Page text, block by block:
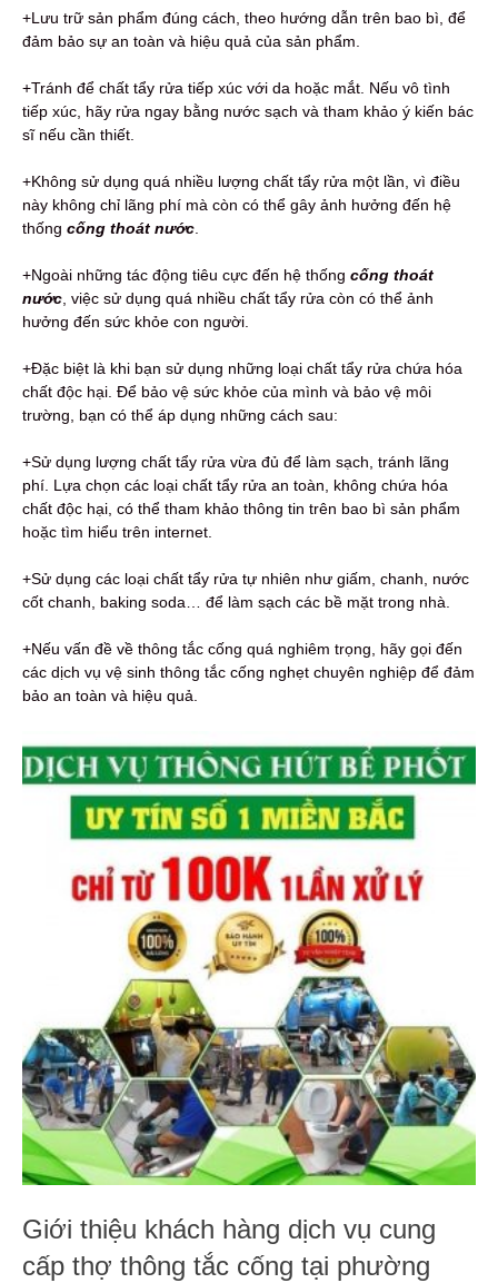
+Lưu trữ sản phẩm đúng cách, theo hướng dẫn trên bao bì, để
đảm bảo sự an toàn và hiệu quả của sản phẩm.
+Tránh để chất tẩy rửa tiếp xúc với da hoặc mắt. Nếu vô tình
tiếp xúc, hãy rửa ngay bằng nước sạch và tham khảo ý kiến bác
sĩ nếu cần thiết.
+Không sử dụng quá nhiều lượng chất tẩy rửa một lần, vì điều
này không chỉ lãng phí mà còn có thể gây ảnh hưởng đến hệ
thống cống thoát nước
+Ngoài những tác động tiêu cực đến hệ thống cống thoát
nước , việc sử dụng quá nhiều chất tẩy rửa còn có thể ảnh
hưởng đến sức khỏe con người.
+Đặc biệt là khi bạn sử dụng những loại chất tẩy rửa chứa hóa
chất độc hại. Để bảo vệ sức khỏe của mình và bảo vệ môi
trường, bạn có thể áp dụng những cách sau:
+Sử dụng lượng chất tẩy rửa vừa đủ để làm sạch, tránh lãng
phí. Lựa chọn các loại chất tẩy rửa an toàn, không chứa hóa
chất độc hại, có thể tham khảo thông tin trên bao bì sản phẩm
hoặc tìm hiểu trên internet.
+Sử dụng các loại chất tẩy rửa tự nhiên như giấm, chanh, nước
cốt chanh, baking soda… để làm sạch các bề mặt trong nhà.
+Nếu vấn đề về thông tắc cống quá nghiêm trọng, hãy gọi đến
các dịch vụ vệ sinh thông tắc cống nghẹt chuyên nghiệp để đảm
bảo an toàn và hiệu quả.
Giới thiệu khách hàng dịch vụ cung
cấp thợ thông tắc cống tại phường